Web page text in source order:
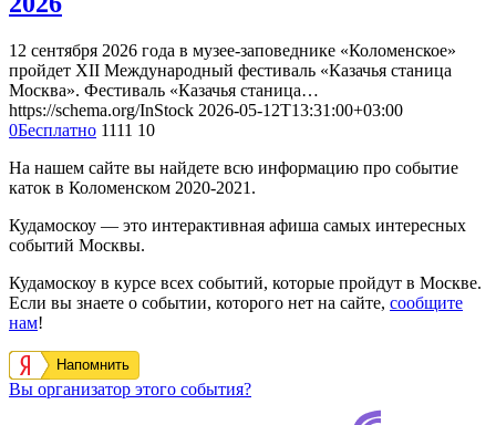
12 сентября 2026 года в музее-заповеднике «Коломенское»
пройдет XII Международный фестиваль «Казачья станица
Москва». Фестиваль «Казачья станица…
https://schema.org/InStock 2026-05-12T13:31:00+03:00
0Бесплатно 1111 10
На нашем сайте вы найдете всю информацию про событие
каток в Коломенском 2020-2021.
Кудамоскоу — это интерактивная афиша самых интересных
событий Москвы.
Кудамоскоу в курсе всех событий, которые пройдут в Москве.
Если вы знаете о событии, которого нет на сайте, сообщите
нам!
Напомнить
Вы организатор этого события?